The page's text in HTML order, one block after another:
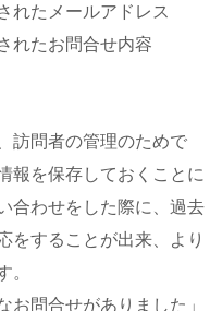
れたメールアドレス
れたお問合せ内容
訪問者の管理のためで
報を保存しておくことに
合わせをした際に、過去
をすることが出来、より
。
お問合せがありました」